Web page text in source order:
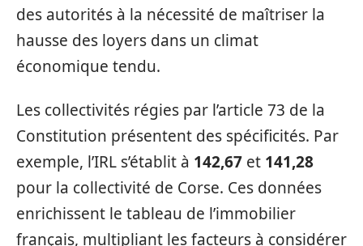
des autorités à la nécessité de maîtriser la
hausse des loyers dans un climat
économique tendu.
Les collectivités régies par l’article 73 de la
Constitution présentent des spécificités. Par
exemple, l’IRL s’établit à 142,67 et 141,28
pour la collectivité de Corse. Ces données
enrichissent le tableau de l’immobilier
français, multipliant les facteurs à considérer